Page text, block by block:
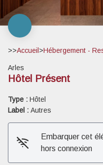
>>Accueil >Hébergement -
Arles
Hôtel Présent
Type : Hôtel
Label : Autres
Embarquer cet
hors connexion